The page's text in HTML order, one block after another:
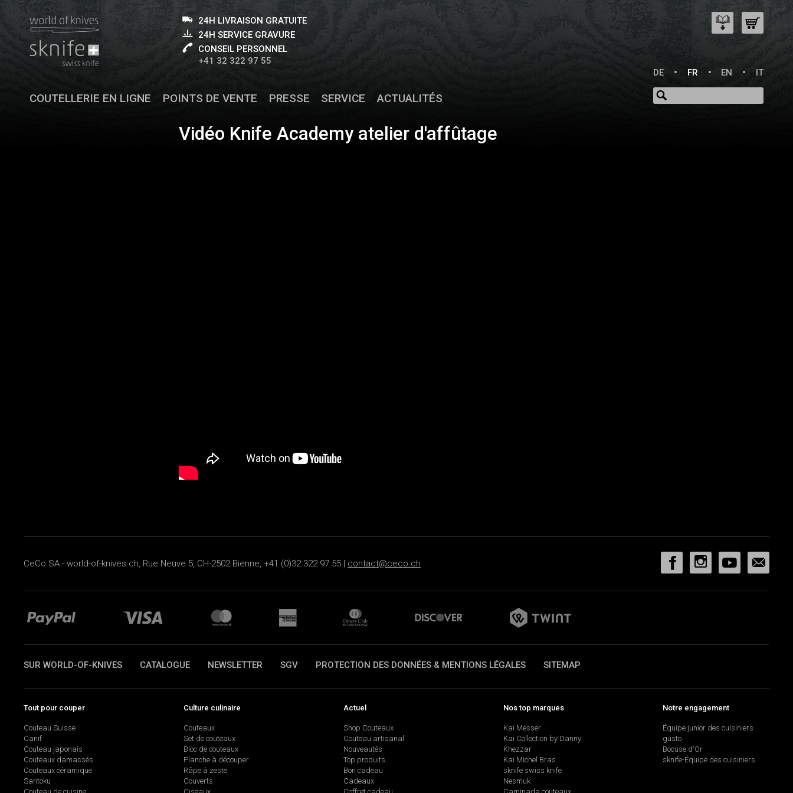
24H LIVRAISON GRATUITE
24H SERVICE GRAVURE
CONSEIL PERSONNEL
+41 32 322 97 55
DE
FR EN IT
COUTELLERIE EN LIGNE POINTS DE VENTE PRESSE SERVICE ACTUALITÉS
Vidéo Knife Academy atelier d'affûtage
CeCo SA - world-of-knives.ch, Rue Neuve 5, CH-2502 Bienne, +41 (0)32 322 97 55 | contact@ceco.ch
SUR WORLD-OF-KNIVES CATALOGUE NEWSLETTER SGV PROTECTION DES DONNÉES & MENTIONS LÉGALES SITEMAP
Tout pour couper
Couteau Suisse
Canif
Couteau japonais
Couteaux damassés
Couteaux céramique
Santoku
Culture culinaire
Couteaux
Set de couteaux
Bloc de couteaux
Planche à découper
Râpe à zeste
Couverts
Actuel
Shop Couteaux
Couteau artisanal
Nouveautés
Top produits
Bon cadeau
Cadeaux
Nos top marques
Kai Messer
Kai Collection by Danny
Khezzar
Kai Michel Bras
sknife swiss knife
Nesmuk
Notre engagement
Équipe junior des cuisiniers
gusto
Bocuse d'Or
sknife-Équipe des cuisiniers